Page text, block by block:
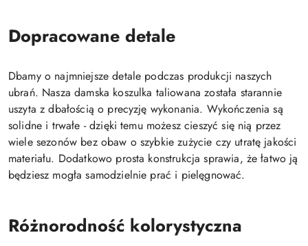
Dopracowane detale
Dbamy o najmniejsze detale podczas produkcji naszych
ubrań. Nasza damska koszulka taliowana została starannie
uszyta z dbałością o precyzję wykonania. Wykończenia są
solidne i trwałe - dzięki temu możesz cieszyć się nią przez
wiele sezonów bez obaw o szybkie zużycie czy utratę jakości
materiału. Dodatkowo prosta konstrukcja sprawia, że łatwo ją
będziesz mogła samodzielnie prać i pielęgnować.
Różnorodność kolorystyczna